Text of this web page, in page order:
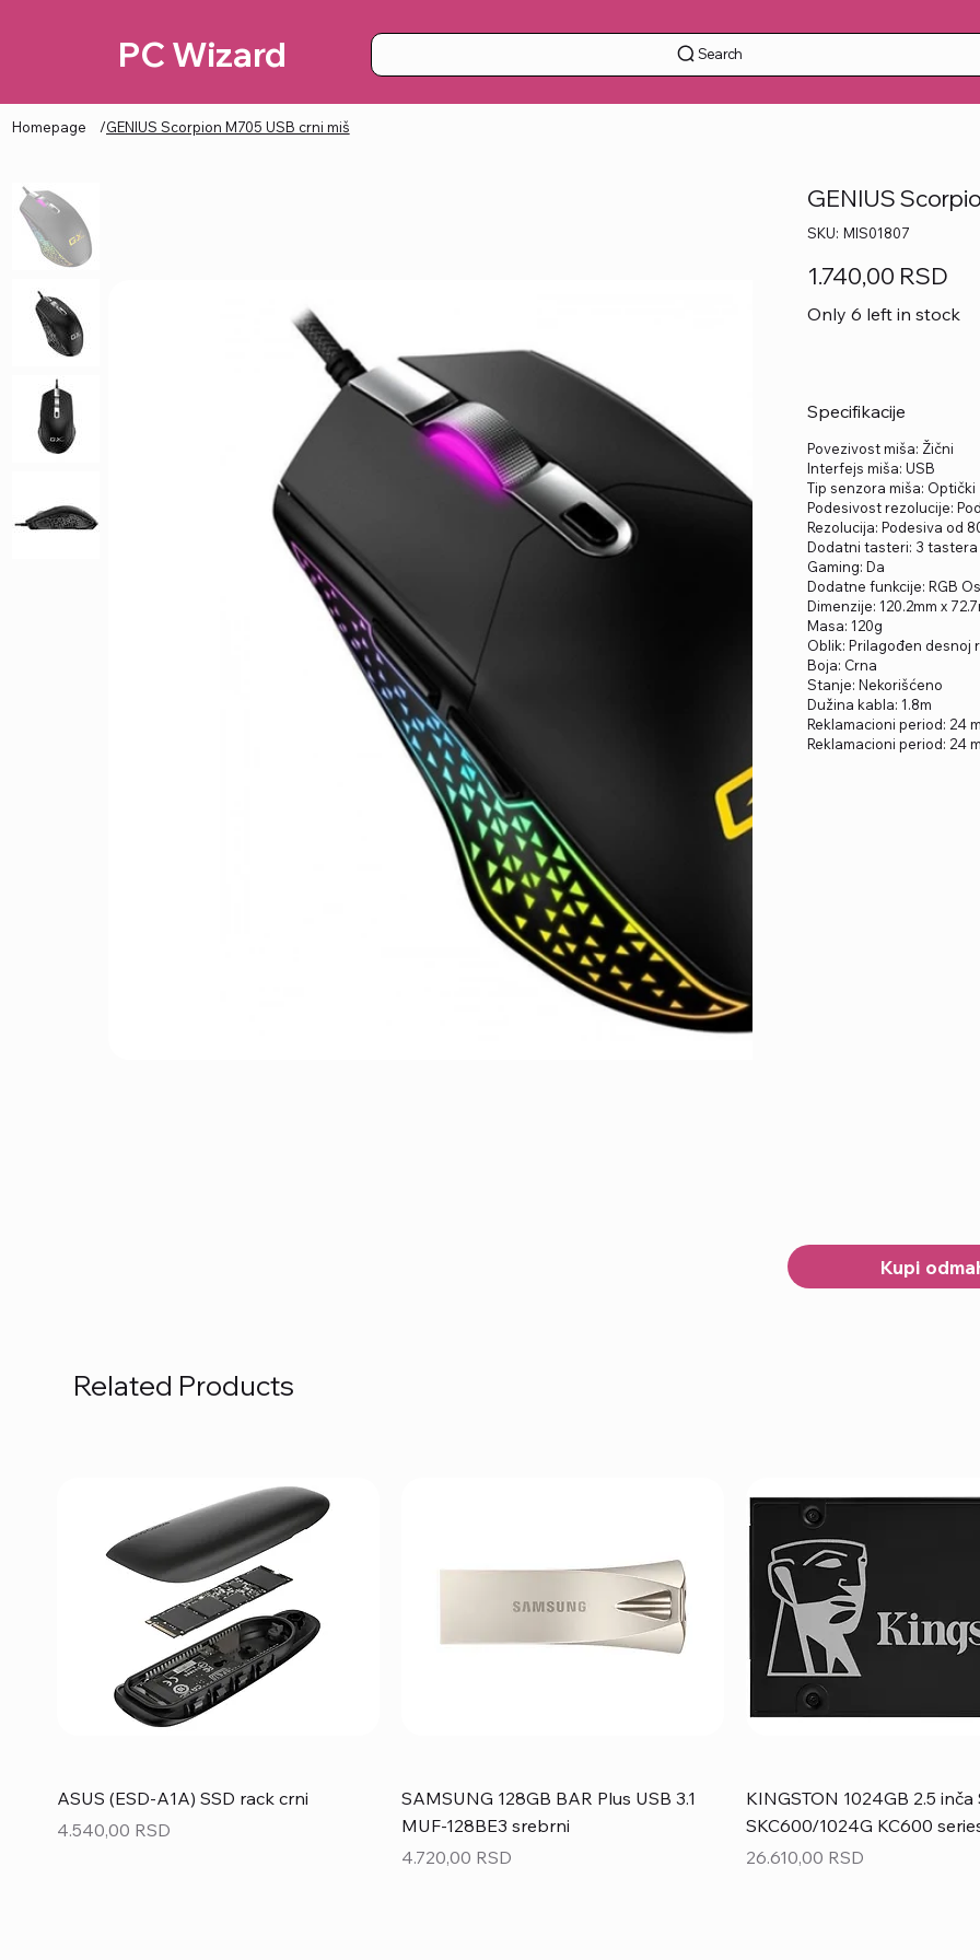
PC Wizard Search
Homepage /GENIUS Scorpion M705 USB crni miš
GENIUS
SKU: SKU
MIS01807
MIS01807
1.740,00 RSD
Only 6 left in stock
Specifikacije
Povezivost miša: Žični
Interfejs miša: USB
Tip senzora miša: Optički
Podesivost rezolucije:
Rezolucija: Podesiva od
Dodatni tasteri: 3 tastera
Gaming: Da
Dodatne funkcije: RGB
Dimenzije: 120.2mm x
Masa: 120g
Oblik: Prilagođen desnoj
Boja: Crna
Stanje: Nekorišćeno
Dužina kabla: 1.8m
Reklamacioni period: 24
Reklamacioni period: 24
Kupi
Related Products
ASUS (ESD-A1A) SSD rack crni
Price
4.540,00 RSD
SAMSUNG 128GB BAR Plus USB 3.1
MUF-128BE3 srebrni
Price
4.720,00 RSD
KINGSTON 1024GB 2.5 inča
SKC600/1024G KC600
Price
26.610,00 RSD